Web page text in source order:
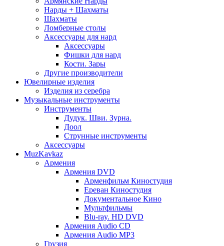
Нарды + Шахматы
Шахматы
Ломберные столы
Аксессуары для нард
Аксессуары
Фишки для нард
Кости. Зары
Другие производители
Ювелирные изделия
Изделия из серебра
Музыкальные инструменты
Инструменты
Дудук. Шви. Зурна.
Доол
Струнные инструменты
Аксессуары
MuzKavkaz
Армения
Армения DVD
Арменфильм Киностудия
Ереван Киностудия
Документальное Кино
Мультфильмы
Blu-ray. HD DVD
Армения Audio CD
Армения Audio MP3
Грузия